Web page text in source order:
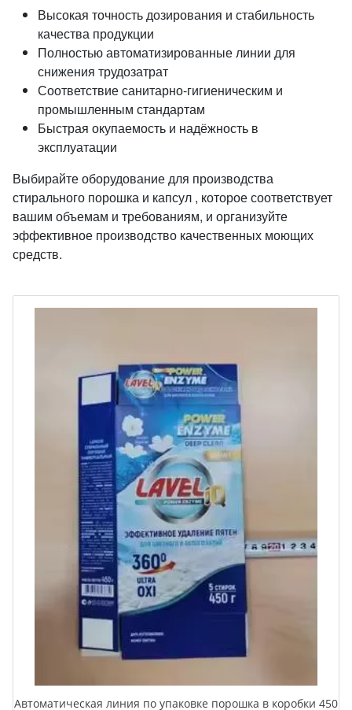
Высокая точность дозирования и стабильность
качества продукции
Полностью автоматизированные линии для
снижения трудозатрат
Соответствие санитарно-гигиеническим и
промышленным стандартам
Быстрая окупаемость и надёжность в
эксплуатации
Выбирайте оборудование для производства
стирального порошка и капсул , которое соответствует
вашим объемам и требованиям, и организуйте
эффективное производство качественных моющих
средств.
Автоматическая линия по упаковке порошка в коробки 450